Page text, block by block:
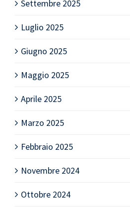
Settembre 2025
Luglio 2025
Giugno 2025
Maggio 2025
Aprile 2025
Marzo 2025
Febbraio 2025
Novembre 2024
Ottobre 2024